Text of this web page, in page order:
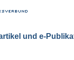
und e-